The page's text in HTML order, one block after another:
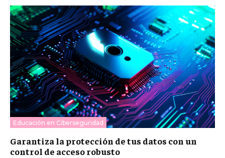
Educación en Ciberseguridad
Garantiza la protección de tus datos con un
control de acceso robusto